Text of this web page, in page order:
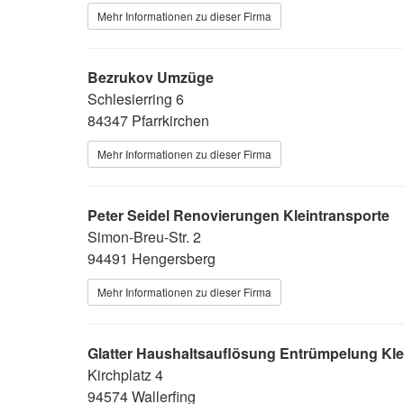
Mehr Informationen zu dieser Firma
Bezrukov Umzüge
Schlesierring 6
84347 Pfarrkirchen
Mehr Informationen zu dieser Firma
Peter Seidel Renovierungen Kleintransporte
Simon-Breu-Str. 2
94491 Hengersberg
Mehr Informationen zu dieser Firma
Glatter Haushaltsauflösung Entrümpelung
Kirchplatz 4
94574 Wallerfing